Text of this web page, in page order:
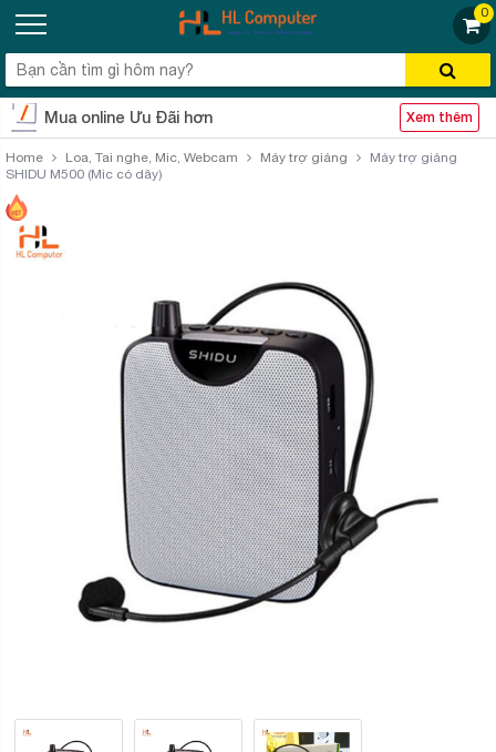
0
Mua online Ưu Đãi hơn Xem thêm
Home Loa, Tai nghe, Mic, Webcam Máy trợ giảng
Máy trợ giảng
SHIDU M500 (Mic có dây)